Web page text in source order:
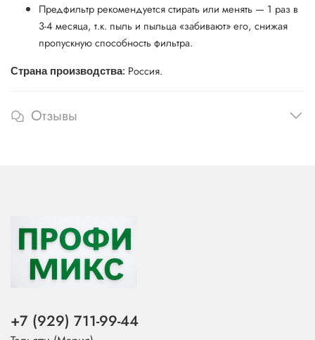
Предфильтр рекомендуется стирать или менять — 1 раз в
3-4 месяца, т.к. пыль и пыльца «забивают» его, снижая
пропускную способность фильтра.
Страна производства: Россия.
Отзывы
+7 (929) 711-99-44